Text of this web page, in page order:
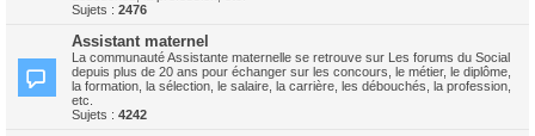
Sujets : 2476
Assistant maternel
La communauté Assistante maternelle se retrouve sur Les forums du Social
depuis plus de 20 ans pour échanger sur les concours, le métier, le diplôme,
la formation, la sélection, le salaire, la carrière, les débouchés, la profession,
etc.
Sujets : 4242